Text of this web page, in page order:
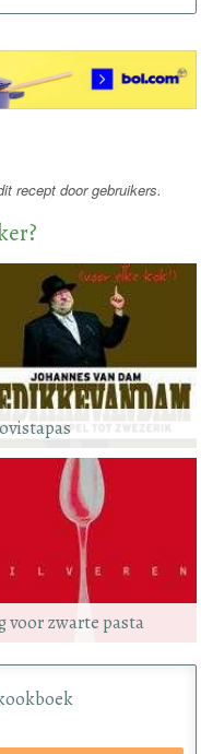
recept door gebruikers.
voor zwarte pasta